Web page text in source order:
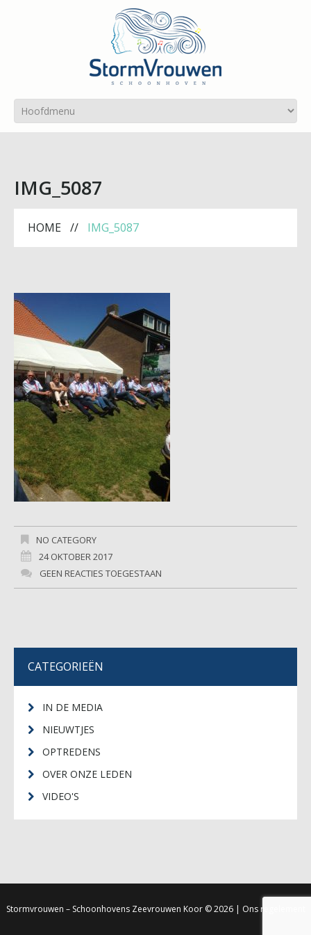
IMG_5087
HOME IMG_5087
NO CATEGORY
24 OKTOBER 2017
GEEN REACTIES TOEGESTAAN
CATEGORIEËN
IN DE MEDIA
NIEUWTJES
OPTREDENS
OVER ONZE LEDEN
VIDEO'S
Stormvrouwen – Schoonhovens Zeevrouwen Koor© 2026 | Ons regelement